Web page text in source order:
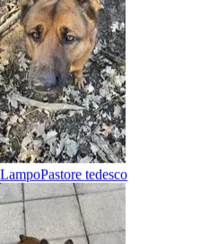
9.Gaia Luraschi
LampoPastore tedesco